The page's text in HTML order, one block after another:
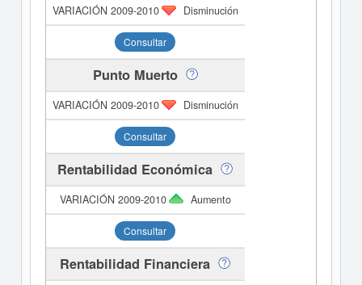
Disminución
Consultar
Punto Muerto
Disminución
Consultar
Rentabilidad Económica
Aumento
Consultar
Rentabilidad Financiera